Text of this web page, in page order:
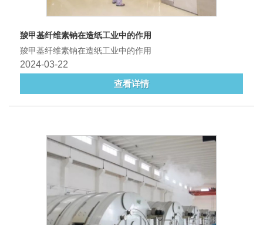
羧甲基纤维素钠在造纸工业中的作用
羧甲基纤维素钠在造纸工业中的作用
2024-03-22
查看详情